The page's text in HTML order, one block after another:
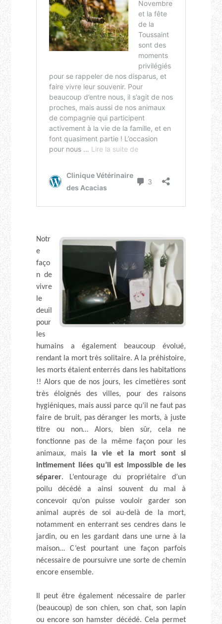
Notr
e
faço
n de
vivre
le
deuil
pour
les
humains a également beaucoup évolué,
rendant la mort très solitaire. A la préhistoire,
les morts étaient enterrés dans les habitations
!! Alors que de nos jours, les cimetières sont
très éloignés des villes, pour des raisons
hygiéniques, mais aussi parce qu’il ne faut pas
faire de bruit, pas déranger les morts, à juste
titre ou non… Alors, bien sûr, cela ne
fonctionne pas de la même façon pour les
animaux, mais
la vie et la mort sont si
intimement liées qu’il est impossible de les
séparer. L’entourage du propriétaire d’un
poilu décédé a ainsi souvent du mal à
concevoir qu’on puisse vouloir garder son
animal auprès de soi au-delà de la mort,
notamment en enterrant ses cendres dans le
jardin, ou en les gardant dans une urne à la
maison… C’est pourtant une façon parfois
nécessaire de poursuivre une sorte de chemin
encore ensemble.
Il peut être également nécessaire de parler
(beaucoup) de son chien, son chat, son lapin
ou encore son hamster décédé. Cela permet